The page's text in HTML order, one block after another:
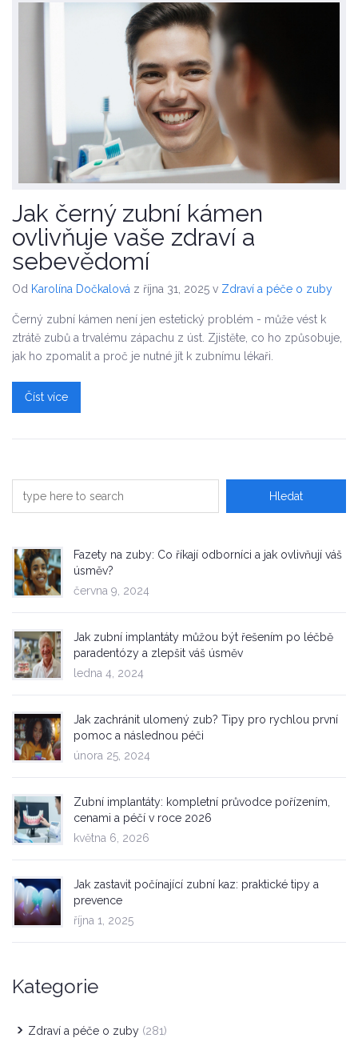
Jak černý zubní kámen
ovlivňuje vaše zdraví a
sebevědomí
Od Karolína Dočkalová z října 31, 2025 v Zdraví a péče o zuby
Černý zubní kámen není jen estetický problém - může vést k
ztrátě zubů a trvalému zápachu z úst. Zjistěte, co ho způsobuje,
jak ho zpomalit a proč je nutné jít k zubnímu lékaři.
Číst více
Fazety na zuby: Co říkají odborníci a jak ovlivňují váš
úsměv?
června 9, 2024
Jak zubní implantáty můžou být řešením po léčbě
paradentózy a zlepšit váš úsměv
ledna 4, 2024
Jak zachránit ulomený zub? Tipy pro rychlou první
pomoc a následnou péči
února 25, 2024
Zubní implantáty: kompletní průvodce pořízením,
cenami a péčí v roce 2026
května 6, 2026
Jak zastavit počínající zubní kaz: praktické tipy a
prevence
října 1, 2025
Kategorie
Zdraví a péče o zuby (281)